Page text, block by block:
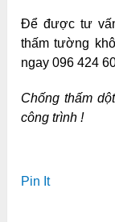
Để được tư
thấm tường
ngay 096 424
Chống thấm
công trình !
Pin It